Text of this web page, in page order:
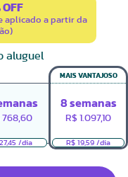
aplicado a partir da
aluguel
768,60
/dia
MAIS VANTAJOSO
8 semanas
R$ 1.097,10
R$ 19,59 /dia